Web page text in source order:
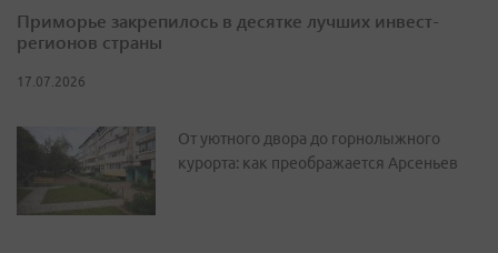
Приморье закрепилось в десятке лучших инвест-
регионов страны
17.07.2026
От уютного двора до горнолыжного
курорта: как преображается Арсеньев